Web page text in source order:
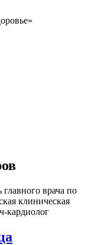
врача по
клиническая
кардиолог